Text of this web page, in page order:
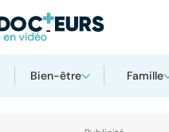
Bien-être Famille